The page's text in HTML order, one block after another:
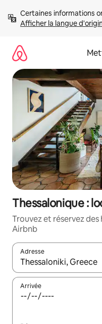
directement
Afficher la langue
Thessalonique :
Trouvez et réservez
Airbnb
Adresse
Lorsque les résultats
Arrivée